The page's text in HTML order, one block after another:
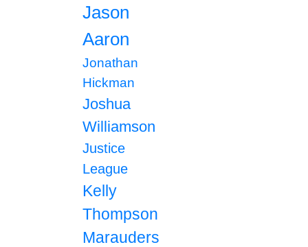
Jason
Aaron
Jonathan
Hickman
Joshua
Williamson
Justice
League
Kelly
Thompson
Marauders